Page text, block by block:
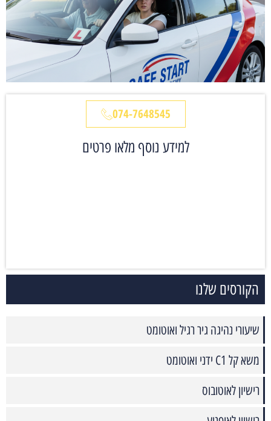
074-7648545
למידע נוסף מלאו פרטים
הקורסים שלנו
שיעורי נהיגה גיר רגיל ואוטומט
משא קל C1 ידני ואוטומט
רישיון לאוטובוס